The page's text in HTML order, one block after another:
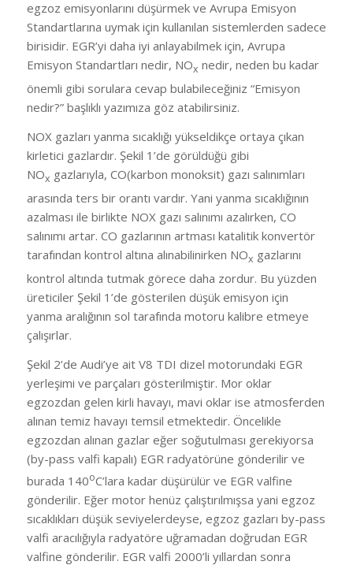
egzoz emisyonlarını düşürmek ve Avrupa Emisyon
Standartlarına uymak için kullanılan sistemlerden sadece
birisidir. EGR’yi daha iyi anlayabilmek için, Avrupa
Emisyon Standartları nedir, NOx nedir, neden bu kadar
önemli gibi sorulara cevap bulabileceğiniz “Emisyon
nedir?” başlıklı yazımıza göz atabilirsiniz.
NOX gazları yanma sıcaklığı yükseldikçe ortaya çıkan
kirletici gazlardır. Şekil 1’de görüldüğü gibi
NOx gazlarıyla, CO(karbon monoksit) gazı salınımları
arasında ters bir orantı vardır. Yani yanma sıcaklığının
azalması ile birlikte NOX gazı salınımı azalırken, CO
salınımı artar. CO gazlarının artması katalitik konvertör
tarafından kontrol altına alınabilinirken NOx gazlarını
kontrol altında tutmak görece daha zordur. Bu yüzden
üreticiler Şekil 1’de gösterilen düşük emisyon için
yanma aralığının sol tarafında motoru kalibre etmeye
çalışırlar.
Şekil 2’de Audi’ye ait V8 TDI dizel motorundaki EGR
yerleşimi ve parçaları gösterilmiştir. Mor oklar
egzozdan gelen kirli havayı, mavi oklar ise atmosferden
alınan temiz havayı temsil etmektedir. Öncelikle
egzozdan alınan gazlar eğer soğutulması gerekiyorsa
(by-pass valfi kapalı) EGR radyatörüne gönderilir ve
burada 140oC’lara kadar düşürülür ve EGR valfine
gönderilir. Eğer motor henüz çalıştırılmışsa yani egzoz
sıcaklıkları düşük seviyelerdeyse, egzoz gazları by-pass
valfi aracılığıyla radyatöre uğramadan doğrudan EGR
valfine gönderilir. EGR valfi 2000’li yıllardan sonra